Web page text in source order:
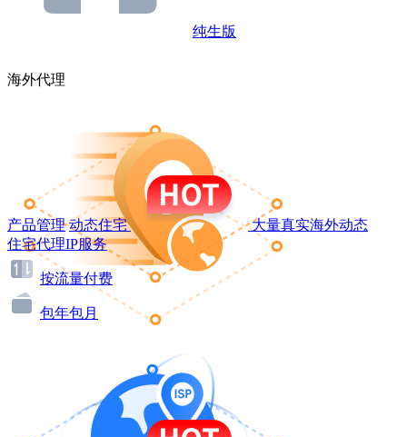
纯生版
海外代理
产品管理 动态住宅
大量真实海外动态
住宅代理IP服务
按流量付费
包年包月